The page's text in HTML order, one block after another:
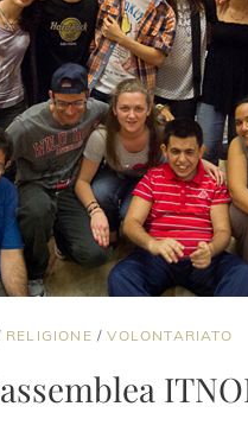
RELIGIONE /VOLONTARIATO